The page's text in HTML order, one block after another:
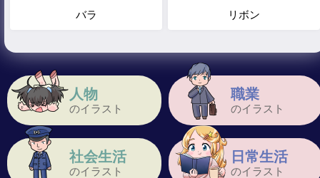
人物
のイラスト
職業
のイラスト
社会生活
のイラスト
日常生活
のイラスト
バラ リボン